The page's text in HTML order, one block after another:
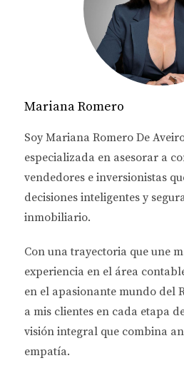
vamos a desglosar algunos
ayudarán a navegar por el
inmobiliaria en Broward. Con
directo, podrás sentirte más
decisiones sobre tu inversión.
CONSEJOS
PARA
EXTRANJEROS
Entender las
Cuando se trata de invertir en
Broward, es fundamental
locales que afectan a los
Cada estado tiene sus propias
sobre la compra de
de investigar bien antes de
Mariana Romero
Soy Mariana Romero De
especializada en asesorar a
vendedores e inversionistas
decisiones inteligentes y
inmobiliario.
Con una trayectoria que une
experiencia en el área
en el apasionante mundo del
a mis clientes en cada etapa
visión integral que combina
empatía.